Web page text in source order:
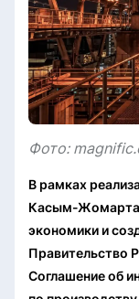
Фото:
В рамках
Касым-Жомарта
экономики и
Правительство
Соглашение об